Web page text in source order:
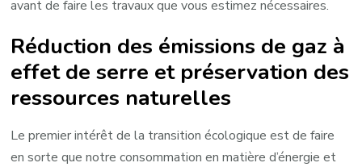
avant de faire les travaux que vous estimez nécessaires.
Réduction des émissions de gaz à
effet de serre et préservation des
ressources naturelles
Le premier intérêt de la transition écologique est de faire
en sorte que notre consommation en matière d’énergie et